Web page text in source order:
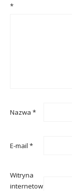
*
Nazwa *
E-mail *
Witryna
internetowa